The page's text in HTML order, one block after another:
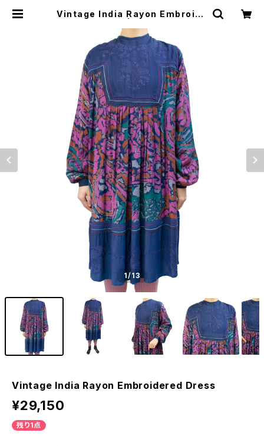
Vintage India Rayon Embroide
1/13
Vintage India Rayon Embroidered Dress
¥29,150
残り1点